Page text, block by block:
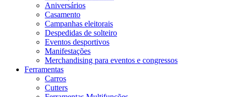
Aniversários
Casamento
Campanhas eleitorais
Despedidas de solteiro
Eventos desportivos
Manifestações
Merchandising para eventos e congressos
Ferramentas
Carros
Cutters